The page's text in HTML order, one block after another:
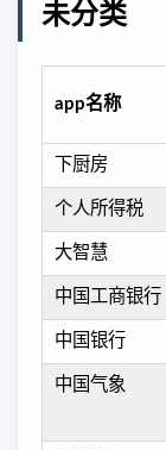
未分类
app名称
下厨房
个人所得税
大智慧
中国工商银行
中国银行
中国气象